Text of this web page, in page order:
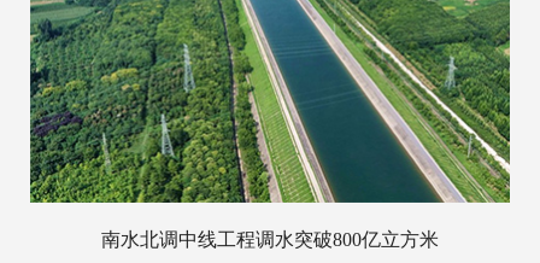
南水北调中线工程调水突破800亿立方米